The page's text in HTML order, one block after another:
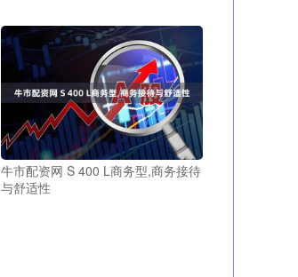
牛市配资网 S 400 L商务型,商务接待
与舒适性